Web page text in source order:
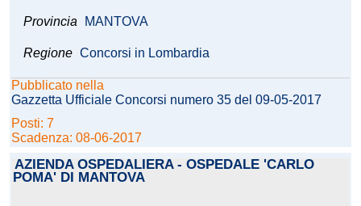
Provincia MANTOVA
Regione Concorsi in Lombardia
Pubblicato nella
Gazzetta Ufficiale Concorsi numero 35 del 09-05-2017
Posti: 7
Scadenza: 08-06-2017
AZIENDA OSPEDALIERA - OSPEDALE 'CARLO
POMA' DI MANTOVA